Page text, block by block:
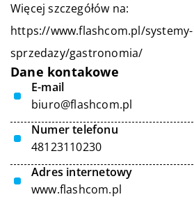
Więcej szczegółów na:
https://www.flashcom.pl/systemy-
sprzedazy/gastronomia/
Dane kontakowe
E-mail
biuro@flashcom.pl
Numer telefonu
48123110230
Adres internetowy
www.flashcom.pl